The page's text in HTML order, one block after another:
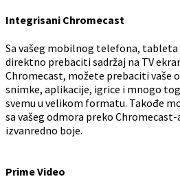
Integrisani Chromecast
Sa vašeg mobilnog telefona,
direktno prebaciti sadržaj na TV
Chromecast, možete prebaciti vaše
snimke, aplikacije, igrice i mnogo
svemu u velikom formatu. Takođe
sa vašeg odmora preko
izvanredno boje.
Prime Video